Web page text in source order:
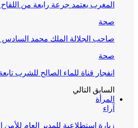
المغرب يعتمد جرعة رابعة من اللقاح المضاد
صحة
صاحب الجلالة الملك محمد السادس
صحة
انفجار قناة للماء الصالح للشرب
السابق التالي
المرأة
آراء
زيارة استطلاعية للمدير العام